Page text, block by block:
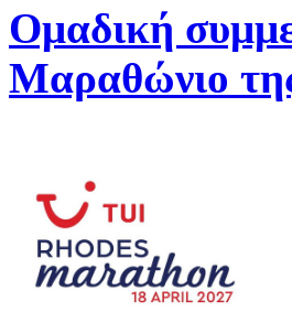
Ομαδική
Μαραθώνιο